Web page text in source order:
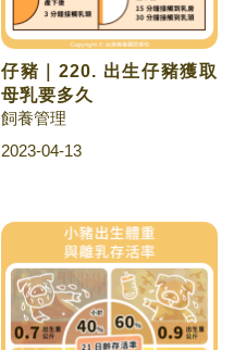
仔豬｜220. 出生仔豬獲取
母乳要多久
飼養管理
2023-04-13